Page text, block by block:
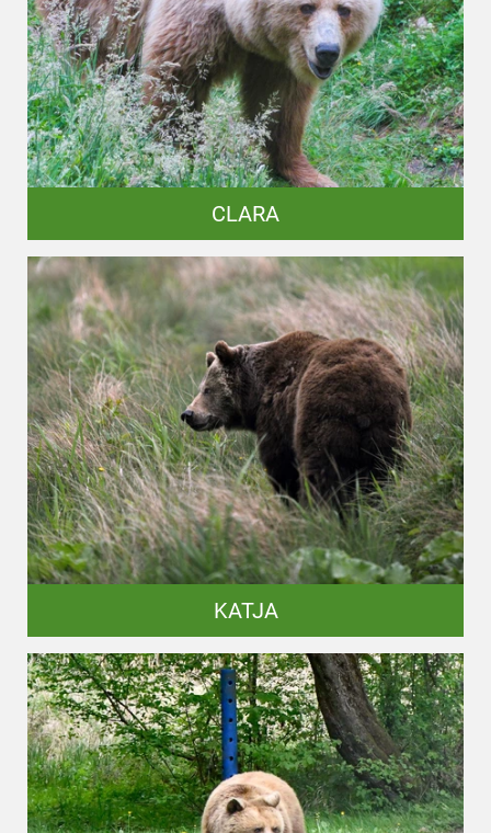
CLARA
KATJA